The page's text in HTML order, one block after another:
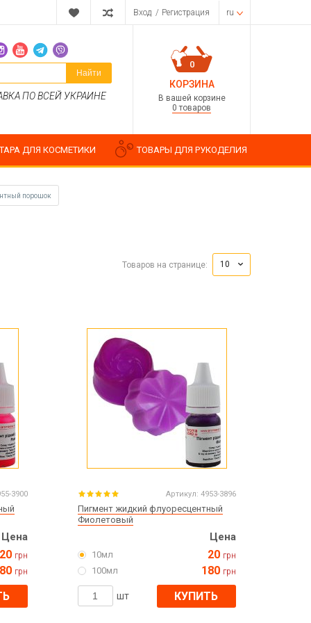
Вход / Регистрация ru
Найти
ПО ВСЕЙ УКРАИНЕ
0
КОРЗИНА
В вашей корзине
0 товаров
Пищевые ароматизаторы
Все для аромасаше и аромадифузоров
Тара для косметики оптом
Мыльная основа оптом
Базовые масла жидкие и баттеры оптом
8 марта
Новый год
1 октября День защитников и защитниц
ТАРА ДЛЯ КОСМЕТИКИ ТОВАРЫ ДЛЯ РУКОДЕЛИЯ
порошок
Товаров на странице: 10
3900
Цена
20 грн
грн
Артикул: 4953-3896
Пигмент жидкий флуоресцентный
Фиолетовый
Цена
10мл 20 грн
100мл 180 грн
шт КУПИТЬ